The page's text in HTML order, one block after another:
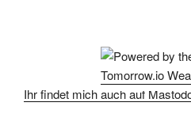
Ihr findet mich auch auf